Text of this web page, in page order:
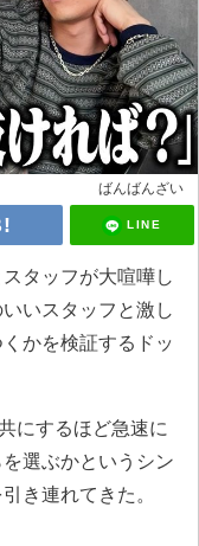
ばんばんざい
LINE
タッフが大喧嘩し
いスタッフと激し
かを検証するドッ
にするほど急速に
選ぶかというシン
き連れてきた。